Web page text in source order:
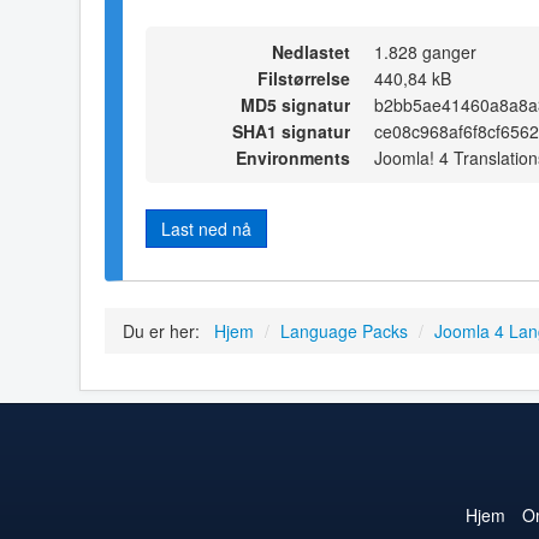
Nedlastet
1.828 ganger
Filstørrelse
440,84 kB
MD5 signatur
SHA1 signatur
Environments
Joomla! 4
Last ned nå
Du er her: Hjem / Language Packs / Joomla 4
Hjem